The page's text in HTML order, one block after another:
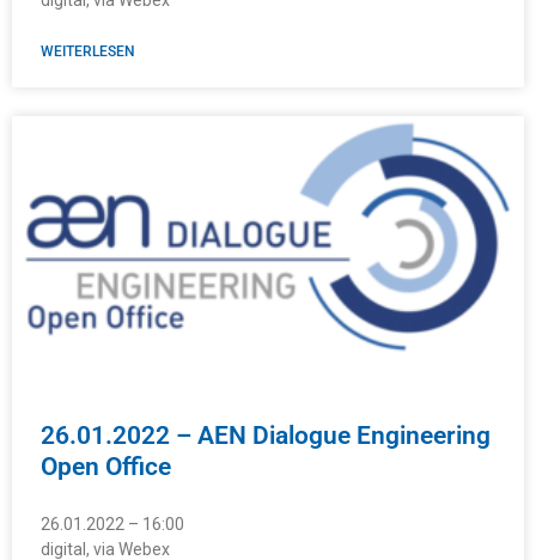
WEITERLESEN
26.01.2022 – AEN Dialogue Engineering
Open Office
26.01.2022 – 16:00
digital, via Webex